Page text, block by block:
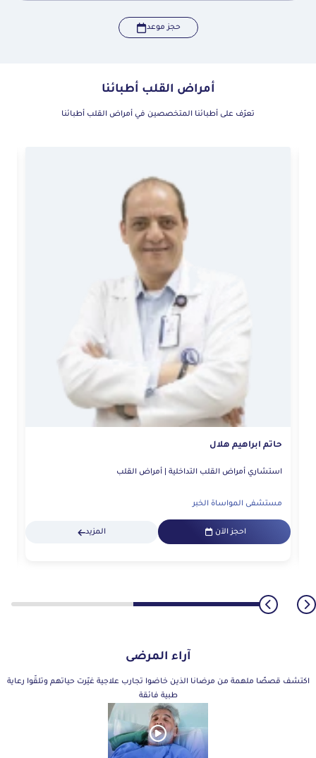
حجز موعد
أمراض القلب أطبائنا
تعرّف على أطبائنا المتخصصين في أمراض القلب أطبائنا
حاتم ابراهيم هلال
استشاري أمراض القلب التداخلية | أمراض القلب
مستشفى المواساة الخبر
احجز الآن المزيد
آراء المرضى
اكتشف قصصًا ملهمة من مرضانا الذين خاضوا تجارب علاجية غيّرت حياتهم وتلقّوا رعاية
طبية فائقة